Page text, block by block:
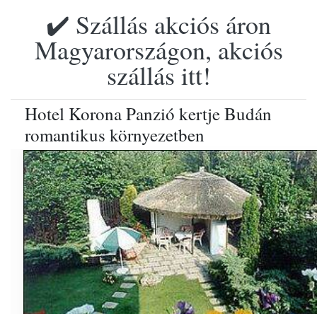
✔️ Szállás akciós áron
Magyarországon, akciós
szállás itt!
Hotel Korona Panzió kertje Budán
romantikus környezetben